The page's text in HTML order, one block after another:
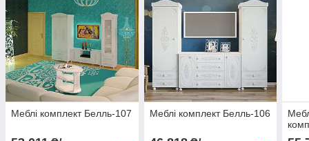
Меблі комплект Белль-107 Меблі комплект Белль-106